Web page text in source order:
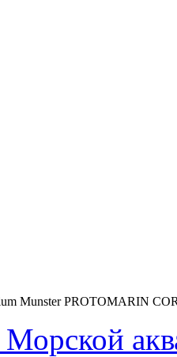
Munster PROTOMARIN
Морской